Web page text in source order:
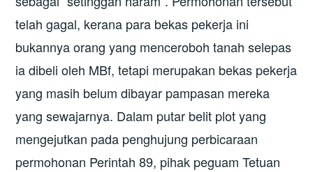
telah gagal, kerana para bekas pekerja ini
bukannya orang yang menceroboh tanah selepas
ia dibeli oleh MBf, tetapi merupakan bekas pekerja
yang masih belum dibayar pampasan mereka
yang sewajarnya. Dalam putar belit plot yang
mengejutkan pada penghujung perbicaraan
permohonan Perintah 89, pihak peguam Tetuan